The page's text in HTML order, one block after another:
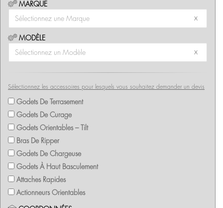
MARQUE
x
MODÈLE
x
Sélectionnez les accessoires pour lesquels vous souhaitez demander un devis
Godets De Terrasement
Godets De Curage
Godets Orientables – Tilt
Bras De Ripper
Godets De Chargeuse
Godets À Haut Basculement
Attaches Rapides
Actionneurs Orientables